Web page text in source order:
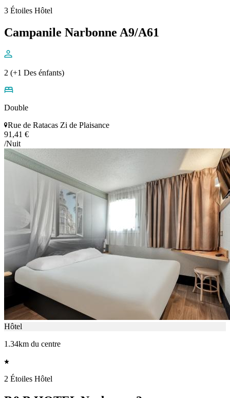
3 Étoiles Hôtel
Campanile Narbonne A9/A61
2 (+1 Des énfants)
Double
Rue de Ratacas Zi de Plaisance
91,41 €
/Nuit
Hôtel
1.34km du centre
2 Étoiles Hôtel